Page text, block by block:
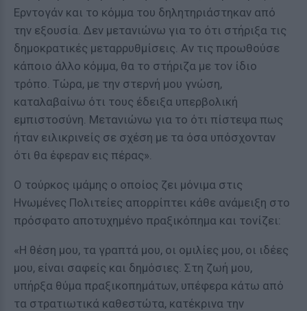
Ερντογάν και το κόμμα του δηλητηριάστηκαν από
την εξουσία. Δεν μετανιώνω για το ότι στήριξα τις
δημοκρατικές μεταρρυθμίσεις. Αν τις προωθούσε
κάποιο άλλο κόμμα, θα το στήριζα με τον ίδιο
τρόπο. Τώρα, με την στερνή μου γνώση,
καταλαβαίνω ότι τους έδειξα υπερβολική
εμπιστοσύνη. Μετανιώνω για το ότι πίστεψα πως
ήταν ειλικρινείς σε σχέση με τα όσα υπόσχονταν
ότι θα έφεραν εις πέρας».
Ο τούρκος ιμάμης ο οποίος ζει μόνιμα στις
Ηνωμένες Πολιτείες απορρίπτει κάθε ανάμειξη στο
πρόσφατο αποτυχημένο πραξικόπημα και τονίζει:
«H θέση μου, τα γραπτά μου, οι ομιλίες μου, οι ιδέες
μου, είναι σαφείς και δημόσιες. Στη ζωή μου,
υπήρξα θύμα πραξικοπημάτων, υπέφερα κάτω από
τα στρατιωτικά καθεστώτα, κατέκρινα την